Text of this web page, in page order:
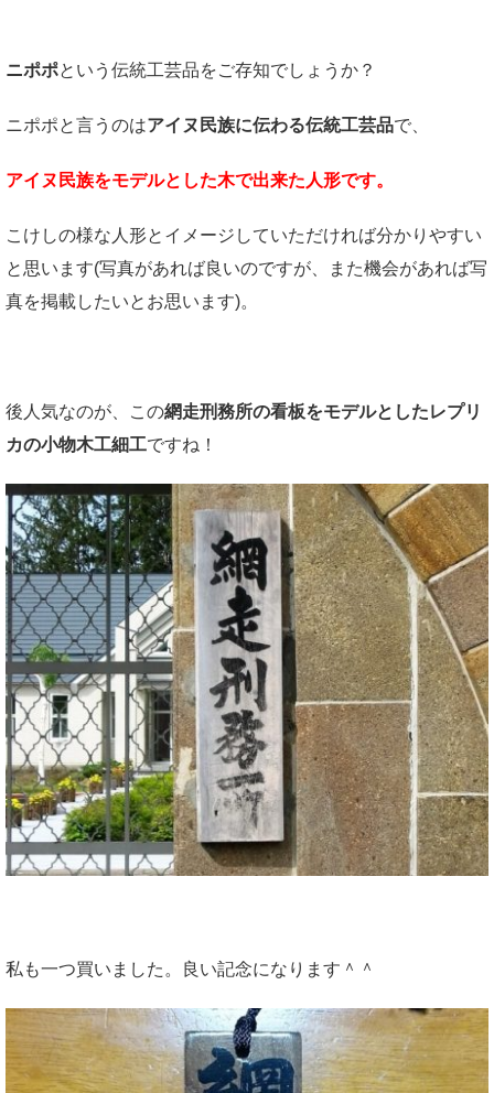
ニポポという伝統工芸品をご存知でしょうか？
ニポポと言うのはアイヌ民族に伝わる伝統工芸品で、
アイヌ民族をモデルとした木で出来た人形です。
こけしの様な人形とイメージしていただければ分かりやすい
と思います(写真があれば良いのですが、また機会があれば写
真を掲載したいとお思います)。
後人気なのが、この網走刑務所の看板をモデルとしたレプリ
カの小物木工細工ですね！
私も一つ買いました。良い記念になります＾＾